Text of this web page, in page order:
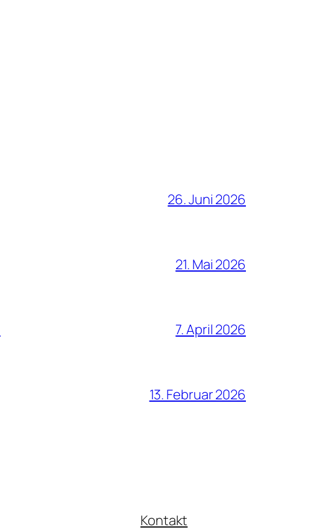
26. Juni 2026
21. Mai 2026
7. April 2026
13. Februar 2026
Kontakt